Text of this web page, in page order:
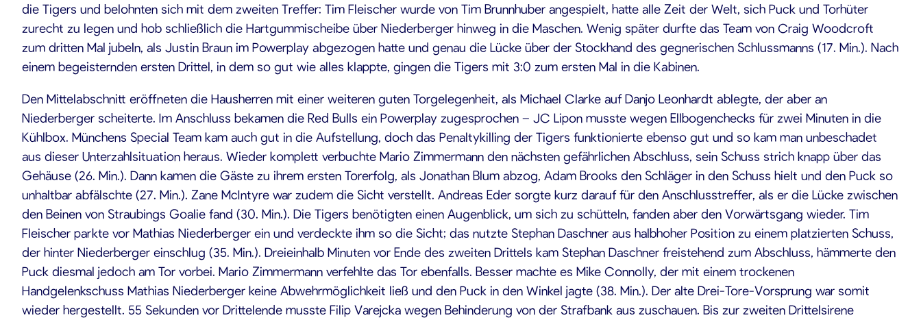
die Tigers und belohnten sich mit dem zweiten Treffer: Tim Fleischer wurde von Tim Brunnhuber angespielt, hatte alle Zeit der Welt, sich Puck und Torhüter
zurecht zu legen und hob schließlich die Hartgummischeibe über Niederberger hinweg in die Maschen. Wenig später durfte das Team von Craig Woodcroft
zum dritten Mal jubeln, als Justin Braun im Powerplay abgezogen hatte und genau die Lücke über der Stockhand des gegnerischen Schlussmanns (17. Min.). Nach
einem begeisternden ersten Drittel, in dem so gut wie alles klappte, gingen die Tigers mit 3:0 zum ersten Mal in die Kabinen.
Den Mittelabschnitt eröffneten die Hausherren mit einer weiteren guten Torgelegenheit, als Michael Clarke auf Danjo Leonhardt ablegte, der aber an
Niederberger scheiterte. Im Anschluss bekamen die Red Bulls ein Powerplay zugesprochen – JC Lipon musste wegen Ellbogenchecks für zwei Minuten in die
Kühlbox. Münchens Special Team kam auch gut in die Aufstellung, doch das Penaltykilling der Tigers funktionierte ebenso gut und so kam man unbeschadet
aus dieser Unterzahlsituation heraus. Wieder komplett verbuchte Mario Zimmermann den nächsten gefährlichen Abschluss, sein Schuss strich knapp über das
Gehäuse (26. Min.). Dann kamen die Gäste zu ihrem ersten Torerfolg, als Jonathan Blum abzog, Adam Brooks den Schläger in den Schuss hielt und den Puck so
unhaltbar abfälschte (27. Min.). Zane McIntyre war zudem die Sicht verstellt. Andreas Eder sorgte kurz darauf für den Anschlusstreffer, als er die Lücke zwischen
den Beinen von Straubings Goalie fand (30. Min.). Die Tigers benötigten einen Augenblick, um sich zu schütteln, fanden aber den Vorwärtsgang wieder. Tim
Fleischer parkte vor Mathias Niederberger ein und verdeckte ihm so die Sicht; das nutzte Stephan Daschner aus halbhoher Position zu einem platzierten Schuss,
der hinter Niederberger einschlug (35. Min.). Dreieinhalb Minuten vor Ende des zweiten Drittels kam Stephan Daschner freistehend zum Abschluss, hämmerte den
Puck diesmal jedoch am Tor vorbei. Mario Zimmermann verfehlte das Tor ebenfalls. Besser machte es Mike Connolly, der mit einem trockenen
Handgelenkschuss Mathias Niederberger keine Abwehrmöglichkeit ließ und den Puck in den Winkel jagte (38. Min.). Der alte Drei-Tore-Vorsprung war somit
wieder hergestellt. 55 Sekunden vor Drittelende musste Filip Varejcka wegen Behinderung von der Strafbank aus zuschauen. Bis zur zweiten Drittelsirene